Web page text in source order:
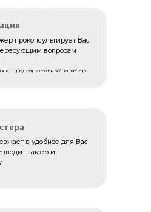
проконсультирует Вас
вопросам
в удобное для Вас
замер и
предварительный характер